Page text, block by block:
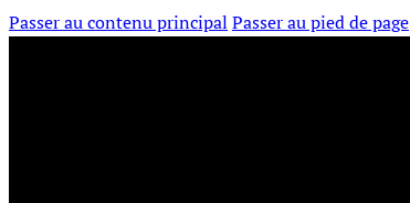
Passer au contenu principal Passer au pied de page